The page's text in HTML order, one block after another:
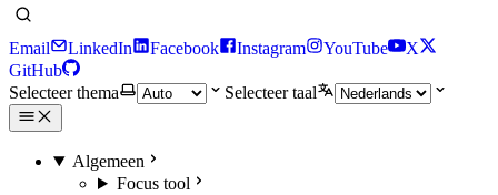
Email LinkedIn Facebook Instagram YouTube
X
GitHub
Selecteer thema
Selecteer taal
Algemeen
Focus tool